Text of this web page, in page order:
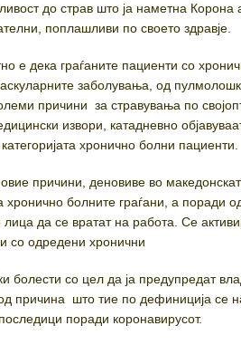
до страв што ја наметна Корона
поплашливи по своето здравје.
е дека граѓаните пациенти со
заболувања, од
причини за стравувања по
извори, катадневно
хронично болни пациенти.
причини, деновиве во
хронично болните граѓани, а поради
лица да се вратат на работа. Се
со одредени хронични
болести со цел да ја предупредат
причина што тие по дефиниција се
поради коронавирусот.